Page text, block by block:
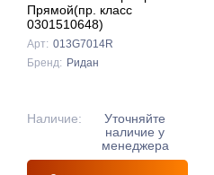
Прямой(пр. класс
0301510648)
Арт: 013G7014R
Бренд: Ридан
Наличие:
Уточняйте
наличие у
менеджера